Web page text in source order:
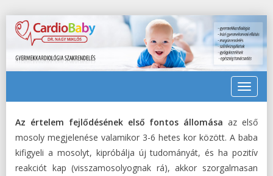
Toggle
Az értelem fejlődésének első fontos állomásaaz első
mosoly megjelenése valamikor 3-6 hetes kor között. A baba
kifigyeli a mosolyt, kipróbálja új tudományát, és ha pozitív
reakciót kap (visszamosolyognak rá), akkor szorgalmasan